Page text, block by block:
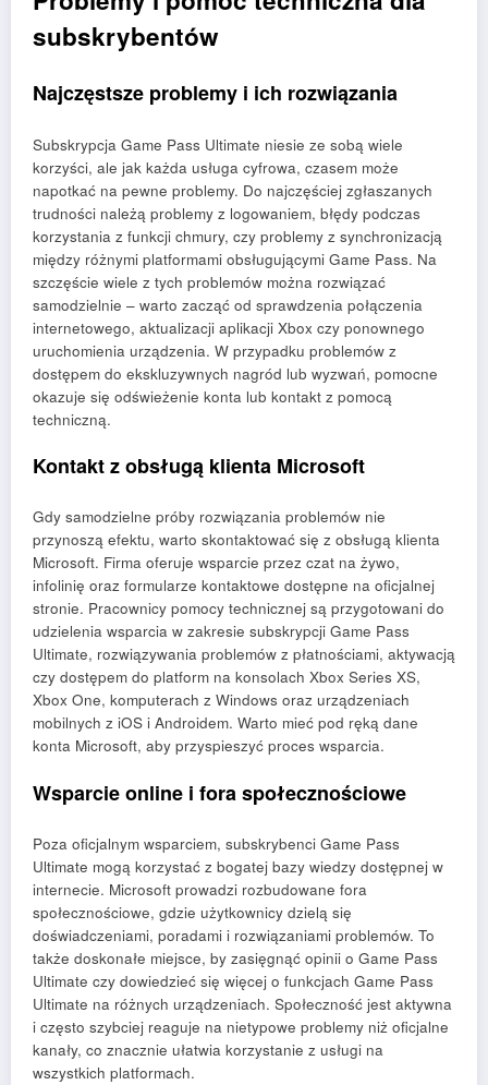
subskrybentów
Najczęstsze problemy i ich rozwiązania
Subskrypcja Game Pass Ultimate niesie ze sobą wiele
korzyści, ale jak każda usługa cyfrowa, czasem może
napotkać na pewne problemy. Do najczęściej zgłaszanych
trudności należą problemy z logowaniem, błędy podczas
korzystania z funkcji chmury, czy problemy z synchronizacją
między różnymi platformami obsługującymi Game Pass. Na
szczęście wiele z tych problemów można rozwiązać
samodzielnie – warto zacząć od sprawdzenia połączenia
internetowego, aktualizacji aplikacji Xbox czy ponownego
uruchomienia urządzenia. W przypadku problemów z
dostępem do ekskluzywnych nagród lub wyzwań, pomocne
okazuje się odświeżenie konta lub kontakt z pomocą
techniczną.
Kontakt z obsługą klienta Microsoft
Gdy samodzielne próby rozwiązania problemów nie
przynoszą efektu, warto skontaktować się z obsługą klienta
Microsoft. Firma oferuje wsparcie przez czat na żywo,
infolinię oraz formularze kontaktowe dostępne na oficjalnej
stronie. Pracownicy pomocy technicznej są przygotowani do
udzielenia wsparcia w zakresie subskrypcji Game Pass
Ultimate, rozwiązywania problemów z płatnościami, aktywacją
czy dostępem do platform na konsolach Xbox Series XS,
Xbox One, komputerach z Windows oraz urządzeniach
mobilnych z iOS i Androidem. Warto mieć pod ręką dane
konta Microsoft, aby przyspieszyć proces wsparcia.
Wsparcie online i fora społecznościowe
Poza oficjalnym wsparciem, subskrybenci Game Pass
Ultimate mogą korzystać z bogatej bazy wiedzy dostępnej w
internecie. Microsoft prowadzi rozbudowane fora
społecznościowe, gdzie użytkownicy dzielą się
doświadczeniami, poradami i rozwiązaniami problemów. To
także doskonałe miejsce, by zasięgnąć opinii o Game Pass
Ultimate czy dowiedzieć się więcej o funkcjach Game Pass
Ultimate na różnych urządzeniach. Społeczność jest aktywna
i często szybciej reaguje na nietypowe problemy niż oficjalne
kanały, co znacznie ułatwia korzystanie z usługi na
wszystkich platformach.